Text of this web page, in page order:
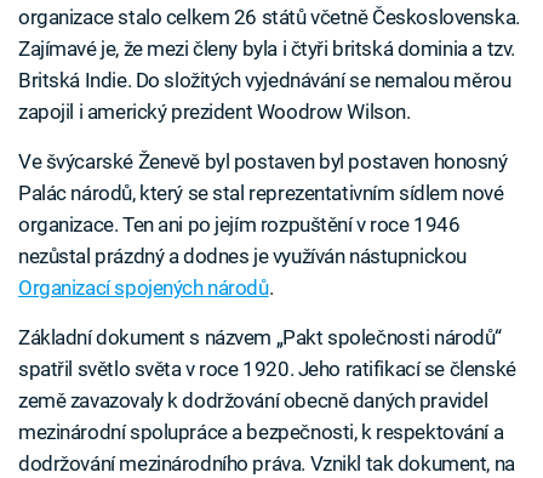
organizace stalo celkem 26 států včetně Československa.
Zajímavé je, že mezi členy byla i čtyři britská dominia a tzv.
Britská Indie. Do složitých vyjednávání se nemalou měrou
zapojil i americký prezident Woodrow Wilson.
Ve švýcarské Ženevě byl postaven byl postaven honosný
Palác národů, který se stal reprezentativním sídlem nové
organizace. Ten ani po jejím rozpuštění v roce 1946
nezůstal prázdný a dodnes je využíván nástupnickou
Organizací spojených národů.
Základní dokument s názvem „Pakt společnosti národů“
spatřil světlo světa v roce 1920. Jeho ratifikací se členské
země zavazovaly k dodržování obecně daných pravidel
mezinárodní spolupráce a bezpečnosti, k respektování a
dodržování mezinárodního práva. Vznikl tak dokument, na